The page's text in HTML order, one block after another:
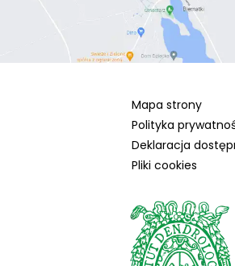
Mapa strony
Polityka
Deklaracja
Pliki cookies